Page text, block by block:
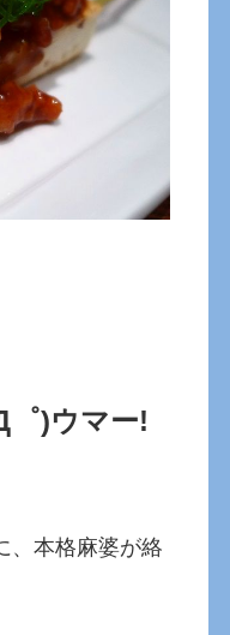
゜)ウマー!
、本格麻婆が絡